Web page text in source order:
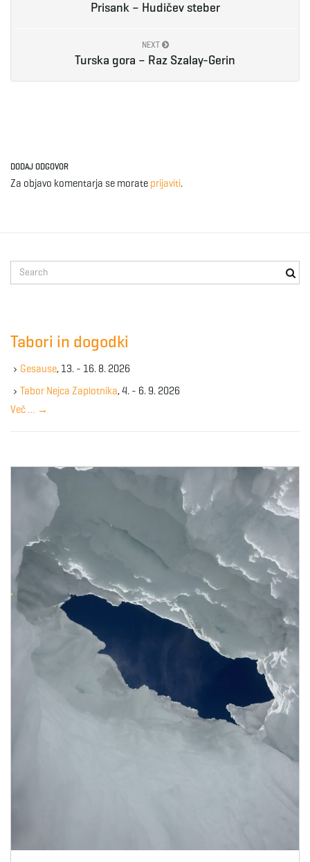
Prisank – Hudičev steber
NEXT
Turska gora – Raz Szalay-Gerin
DODAJ ODGOVOR
Za objavo komentarja se morate prijaviti.
e
e
y
w
r
Tabori in dogodki
Gesause, 13. - 16. 8. 2026
Tabor Nejca Zaplotnika, 4. - 6. 9. 2026
Več … →